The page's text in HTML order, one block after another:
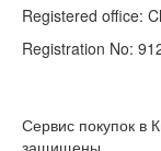
Registered office:
Registration No:
Сервис покупок в
защищены.